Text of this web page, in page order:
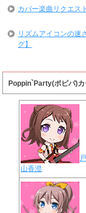
カバー楽曲リクエス
リズムアイコンの速
グ】
Poppin`Party(ポピパ)カ
戸
山香澄